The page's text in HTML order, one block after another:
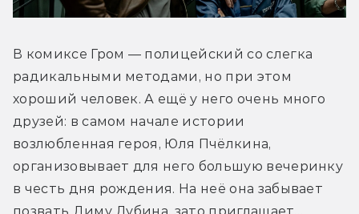
В комиксе Гром — полицейский со слегка
радикальными методами, но при этом
хороший человек. А ещё у него очень много
друзей: в самом начале истории
возлюбленная героя, Юля Пчёлкина,
организовывает для него большую вечеринку
в честь дня рождения. На неё она забывает